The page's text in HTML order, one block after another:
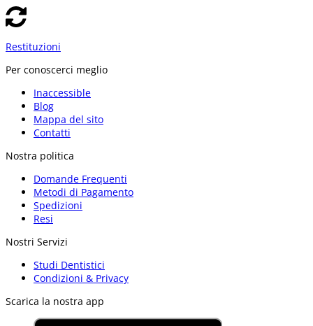
Restituzioni
Per conoscerci meglio
Inaccessible
Blog
Mappa del sito
Contatti
Nostra politica
Domande Frequenti
Metodi di Pagamento
Spedizioni
Resi
Nostri Servizi
Studi Dentistici
Condizioni & Privacy
Scarica la nostra app